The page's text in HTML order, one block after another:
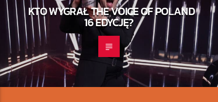
KTO WYGRAŁ THE VOICE OF POLAND
16 EDYCJĘ?